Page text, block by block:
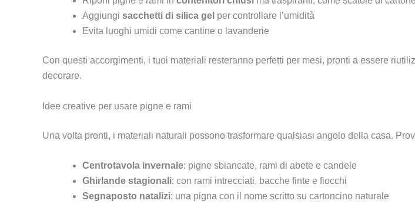
Aggiungi sacchetti di silica gel per controllare l’umidità
Evita luoghi umidi come cantine o lavanderie
Con questi accorgimenti, i tuoi materiali resteranno perfetti per mesi, pronti a essere
decorare.
Idee creative per usare pigne e rami
Una volta pronti, i materiali naturali possono trasformare qualsiasi angolo della casa.
Centrotavola invernale: pigne sbiancate, rami di abete e candele
Ghirlande stagionali: con rami intrecciati, bacche finte e fiocchi
Segnaposto natalizi: una pigna con il nome scritto su cartoncino naturale